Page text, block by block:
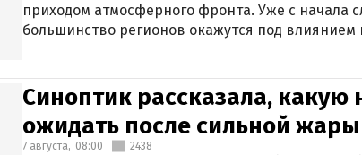
приходом атмосферного фронта. Уже с начала
большинство регионов окажутся под влиянием
Синоптик рассказала, какую
ожидать после сильной жары
7 августа, 08:00 2438